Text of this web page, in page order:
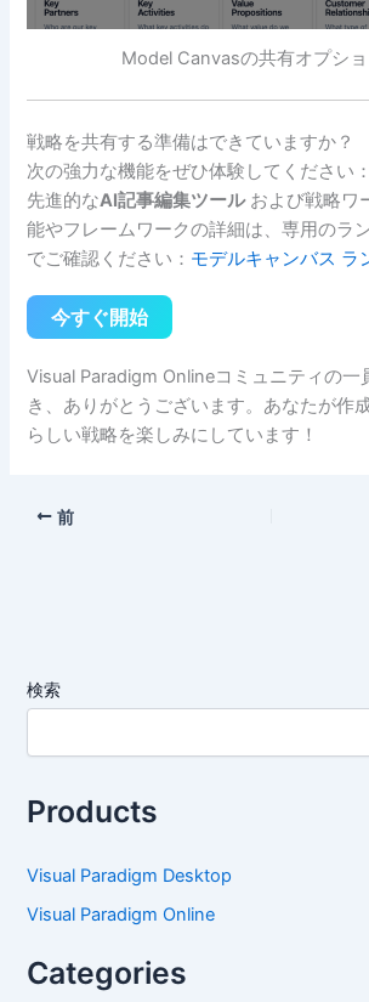
Model Canvasの共有オプシ
戦略を共有する準備はできていますか？
次の強力な機能をぜひ体験してください：
先進的なAI記事編集ツールおよび戦略ワ
能やフレームワークの詳細は、専用のラ
でご確認ください： モデルキャンバス ラ
今すぐ開始
Visual Paradigm Onlineコミュニティの一
き、ありがとうございます。あなたが作
らしい戦略を楽しみにしています！
前
検索
Products
Visual Paradigm Desktop
Visual Paradigm Online
Categories